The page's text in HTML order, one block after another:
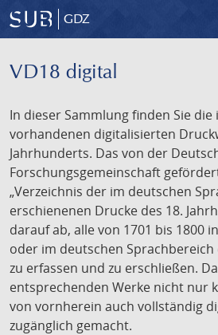
GDZ
VD18 digital
In dieser Sammlung finden Sie
vorhandenen digitalisierten
Jahrhunderts. Das von der
Forschungsgemeinschaft
„Verzeichnis der im deutschen
erschienenen Drucke des 18.
darauf ab, alle von 1701 bis 1800
oder im deutschen
zu erfassen und zu erschließen.
entsprechenden Werke nicht nur
von vornherein auch vollständig
zugänglich gemacht.